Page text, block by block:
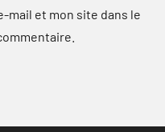
mail et mon site dans le